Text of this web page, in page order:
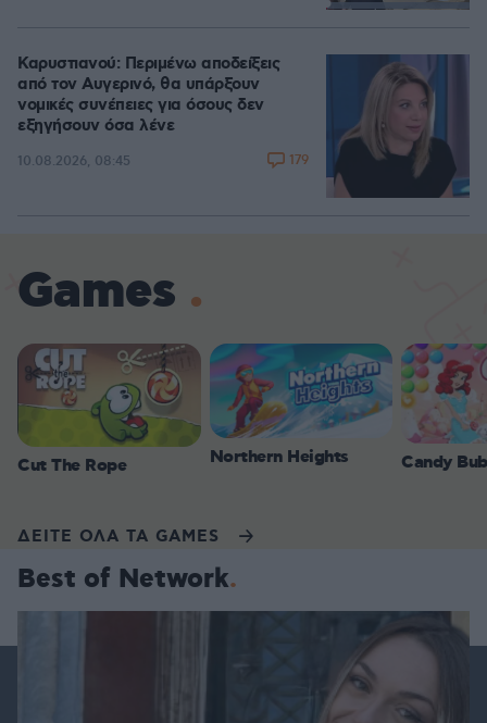
Loaded
Καρυστιανού: Περιμένω αποδείξεις
από τον Αυγερινό, θα υπάρξουν
νομικές συνέπειες για όσους δεν
εξηγήσουν όσα λένε
10.08.2026, 08:45 179
Games
Cut The Rope Northern Heights Candy
ΔΕΙΤΕ ΟΛΑ ΤΑ GAMES
Best of Network